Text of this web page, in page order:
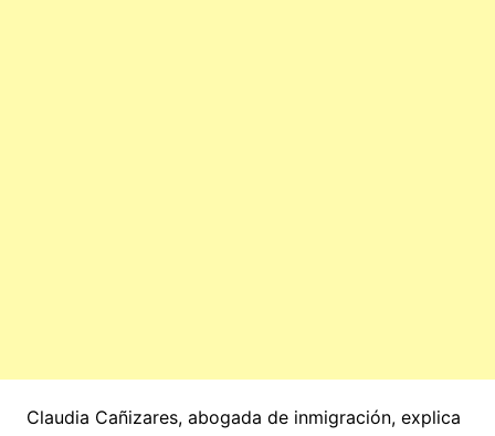
Claudia Cañizares, abogada de inmigración, explica